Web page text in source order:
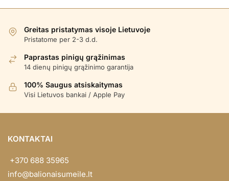
Greitas pristatymas visoje Lietuvoje
Pristatome per 2-3 d.d.
Paprastas pinigų grąžinimas
14 dienų pinigų grąžinimo garantija
100% Saugus atsiskaitymas
Visi Lietuvos bankai / Apple Pay
KONTAKTAI
+370 688 35965
info@balionaisumeile.lt